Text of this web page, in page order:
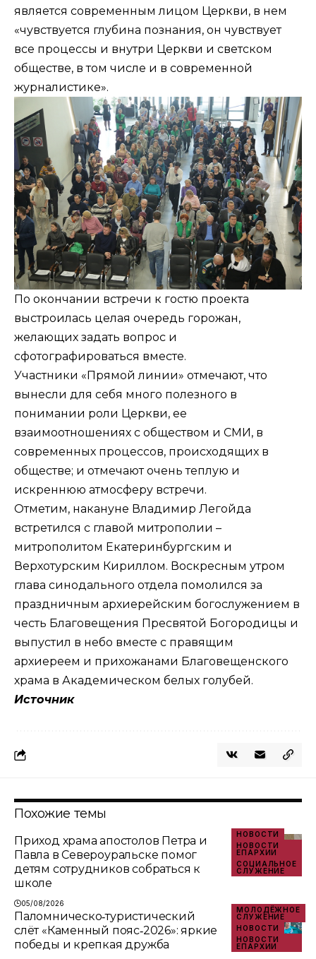
является современным лицом Церкви, в нем
«чувствуется глубина познания, он чувствует
все процессы и внутри Церкви и светском
обществе, в том числе и в современной
журналистике».
По окончании встречи к гостю проекта
выстроилась целая очередь горожан,
желающих задать вопрос и
сфотографироваться вместе.
Участники «Прямой линии» отмечают, что
вынесли для себя много полезного в
понимании роли Церкви, ее
взаимоотношениях с обществом и СМИ, в
современных процессов, происходящих в
обществе; и отмечают очень теплую и
искреннюю атмосферу встречи.
Отметим, накануне Владимир Легойда
встретился с главой митрополии –
митрополитом Екатеринбургским и
Верхотурским Кириллом. Воскресным утром
глава синодального отдела помолился за
праздничным архиерейским богослужением в
честь Благовещения Пресвятой Богородицы и
выпустил в небо вместе с правящим
архиереем и прихожанами Благовещенского
храма в Академическом белых голубей.
Источник
Похожие темы
НОВОСТИ
НОВОСТИ
ЕПАРХИИ
СОЦИАЛЬНОЕ
СЛУЖЕНИЕ
Приход храма апостолов Петра и
Павла в Североуральске помог
детям сотрудников собраться к
школе
05/08/2026
МОЛОДЁЖНОЕ
СЛУЖЕНИЕ
НОВОСТИ
НОВОСТИ
ЕПАРХИИ
Паломническо‑туристический
слёт «Каменный пояс‑2026»: яркие
победы и крепкая дружба